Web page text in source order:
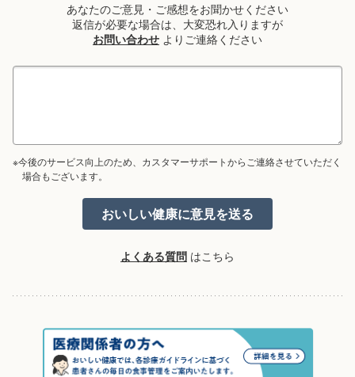
あなたのご意見・ご感想をお聞かせください
返信が必要な場合は、大変恐れ入りますが
お問い合わせ よりご連絡ください
※今後のサービス向上のため、カスタマーサポートからご連絡させていただく
場合もございます。
よくある質問 はこちら